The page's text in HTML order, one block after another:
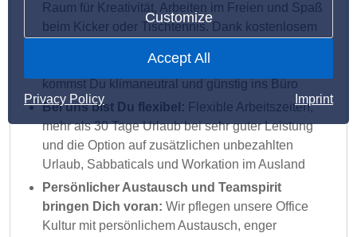
Customize
Accept All
Privacy Policy Imprint
Raum für Kreativität, Arbeiten im Freien und Spaß
beim Kicker oder Tischtennis. Dank kostenlosem
Leasing und kostenlosen Fahrradstellplätzen
kommst Du klimaneutral und günstig ins Büro
Bei uns bist Du flexibel: Flexible Arbeitszeiten,
mehr als 30 Tage Urlaub bei sehr guter Leistung
und die Option auf zusätzlichen unbezahlten
Urlaub, Sabbaticals und Workation im Ausland
Persönlicher Austausch und Teamspirit
bringen Dich voran: Wir pflegen unsere Office
Kultur mit persönlichem Austausch, enger